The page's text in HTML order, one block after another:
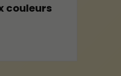
couleurs